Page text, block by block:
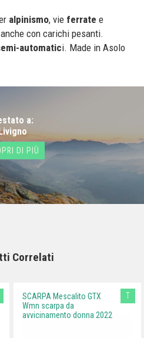
alpinismo, vie ferrate e
anche con carichi pesanti.
automatici. Made in Asolo
a:
DI PIÙ
Correlati
SCARPA Mescalito GTX
Wmn scarpa da
avvicinamento donna 2022
T